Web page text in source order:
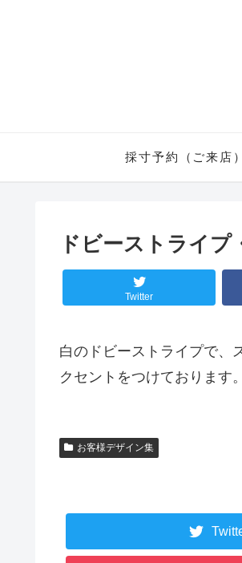
採寸予約（ご来店）
ドビーストライプ
Twitter
白のドビーストライプで、
クセントをつけております。
お客様デザイン集